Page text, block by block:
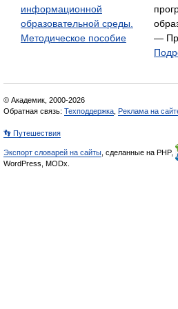
информационной
образовательной среды.
Методическое пособие
—
© Академик, 2000-2026
Обратная связь: Техподдержка Реклама на
👣 Путешествия
Экспорт словарей на сайты , сделанные на PHP,
WordPress, MODx.